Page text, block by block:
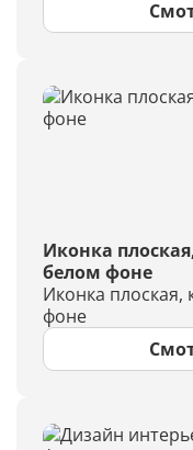
Иконка
белом фоне
Иконка плоская,
фоне